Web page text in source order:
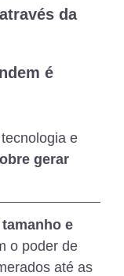
da
é
e
gerar
e
o poder de
até as